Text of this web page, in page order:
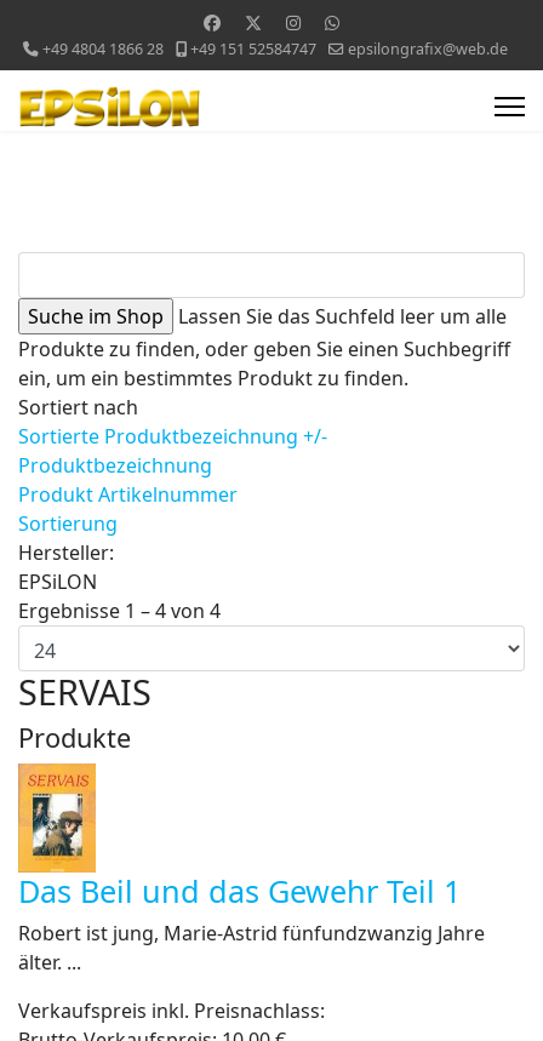
+49 4804 1866 28 +49 151 52584747 epsilongrafix@web.de
Lassen Sie das Suchfeld leer um alle
Produkte zu finden, oder geben Sie einen Suchbegriff
ein, um ein bestimmtes Produkt zu finden.
Sortiert nach
Sortierte Produktbezeichnung +/-
Produktbezeichnung
Produkt Artikelnummer
Sortierung
Hersteller:
EPSiLON
Ergebnisse 1 – 4 von 4
SERVAIS
Produkte
Das Beil und das Gewehr Teil 1
Robert ist jung, Marie-Astrid fünfundzwanzig Jahre
älter. ...
Verkaufspreis inkl. Preisnachlass: